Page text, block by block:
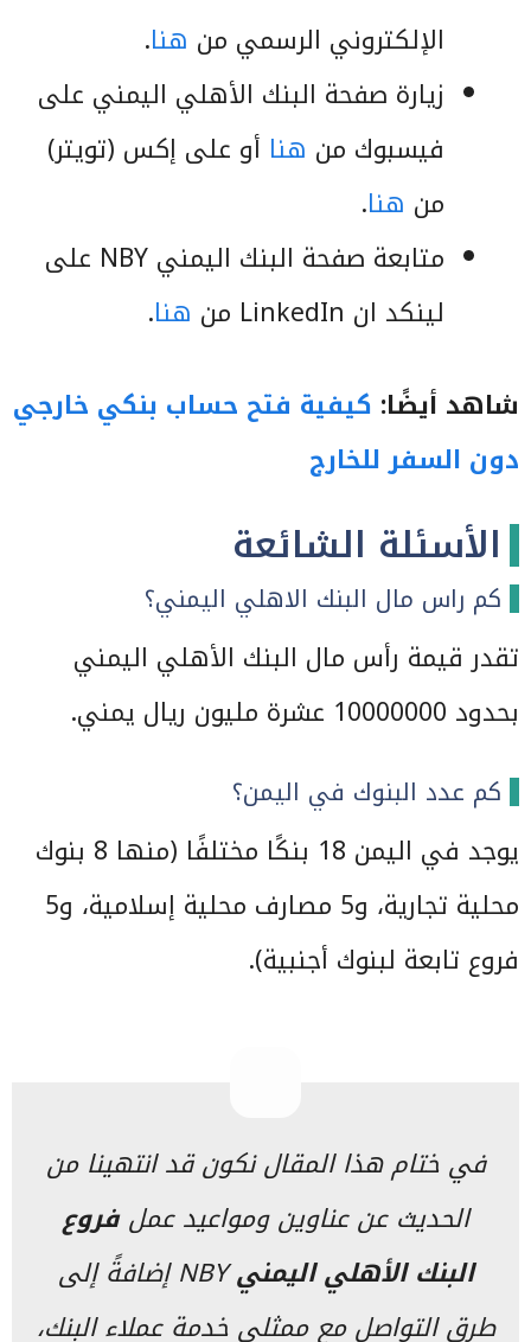
الإلكتروني الرسمي من هنا.
زيارة صفحة البنك الأهلي اليمني على
فيسبوك من هنا أو على إكس (تويتر)
من هنا.
متابعة صفحة البنك اليمني NBY على
لينكد ان LinkedIn من
هنا.
شاهد أيضًا: كيفية فتح حساب بنكي خارجي
دون السفر للخارج
الأسئلة الشائعة
كم راس مال البنك الاهلي اليمني؟
تقدر قيمة رأس مال البنك الأهلي اليمني
بحدود 10000000 عشرة مليون ريال يمني.
كم عدد البنوك في اليمن؟
يوجد في اليمن 18 بنكًا مختلفًا (منها 8 بنوك
محلية تجارية، و5 مصارف محلية إسلامية، و5
فروع تابعة لبنوك أجنبية).
في ختام هذا المقال نكون قد انتهينا من
الحديث عن عناوين ومواعيد عملفروع
البنك الأهلي اليمني
NBY إضافةً إلى
طرق التواصل مع ممثلي خدمة عملاء البنك،